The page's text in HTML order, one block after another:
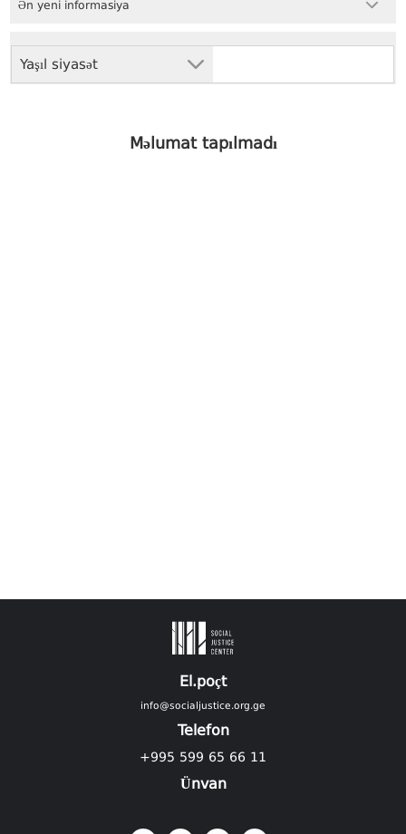
Yaşıl siyasət
Ən yeni informasiya
Məlumat tapılmadı
El.poçt
info@socialjustice.org.ge
Telefon
+995 599 65 66 11
Ünvan